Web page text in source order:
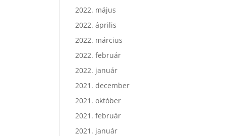
2022. május
2022. április
2022. március
2022. február
2022. január
2021. december
2021. október
2021. február
2021. január